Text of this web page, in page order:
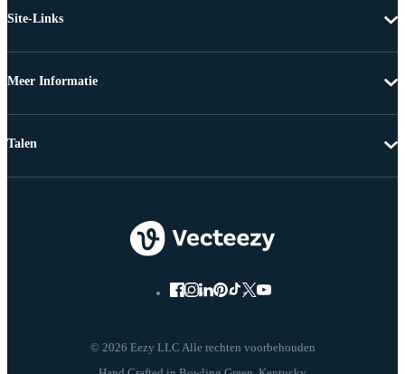
Site-Links
Meer Informatie
© 2026 Eezy LLC Alle rechten voorbehouden
Talen